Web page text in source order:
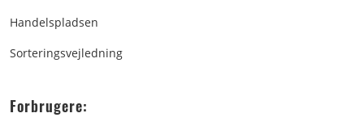
Handelspladsen
Sorteringsvejledning
Forbrugere: